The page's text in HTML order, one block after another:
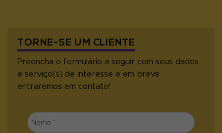
TORNE-SE UM CLIENTE
Preencha o formulário a seguir com seus dados
e serviço(s) de interesse e em breve
entraremos em contato!